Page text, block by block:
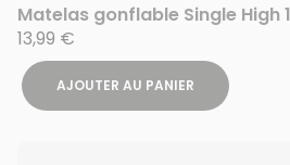
Matelas gonflable Single High
13,99 €
AJOUTER AU PANIER